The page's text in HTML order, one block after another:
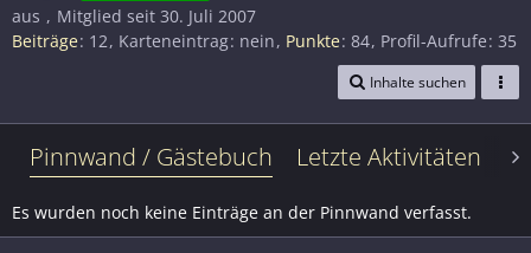
aus
Mitglied seit 30. Juli 2007
Beiträge 12 Karteneintrag nein Punkte 84 Profil-Aufrufe 35
Inhalte suchen
Pinnwand / Gästebuch Letzte Aktivitäten
Es wurden noch keine Einträge an der Pinnwand verfasst.